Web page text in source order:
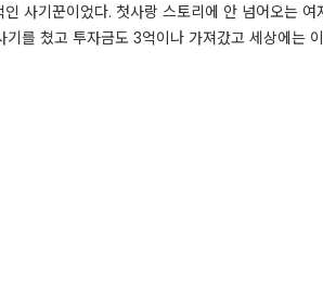
사기꾼이었다. 첫사랑 스토리에 안 넘어오는
를 쳤고 투자금도 3억이나 가져갔고 세상에는